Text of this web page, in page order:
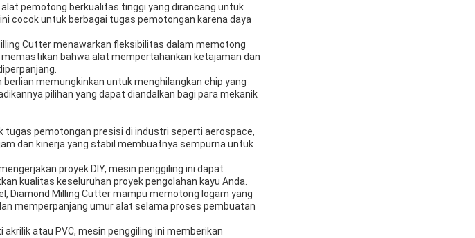
alat pemotong berkualitas tinggi yang dirancang untuk
cocok untuk berbagai tugas pemotongan karena daya
Cutter menawarkan fleksibilitas dalam memotong
bahwa alat mempertahankan ketajaman dan
berlian memungkinkan untuk menghilangkan chip yang
pilihan yang dapat diandalkan bagi para mekanik
tugas pemotongan presisi di industri seperti aerospace,
dan kinerja yang stabil membuatnya sempurna untuk
proyek DIY, mesin penggiling ini dapat
kualitas keseluruhan proyek pengolahan kayu Anda.
Diamond Milling Cutter mampu memotong logam yang
memperpanjang umur alat selama proses pembuatan
atau PVC, mesin penggiling ini memberikan